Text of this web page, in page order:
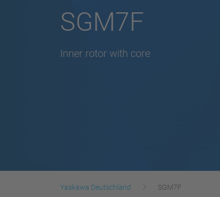
SGM7F
Inner rotor with core
Yaskawa Deutschland SGM7F